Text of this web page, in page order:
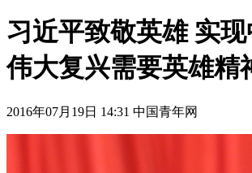
习近平致敬英雄 实
伟大复兴需要英雄精
2016年07月19日 14:31 中国青年网